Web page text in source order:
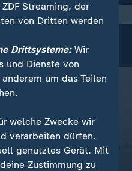
veröffentlicht
Streaming, der
von Dritten werden
Drittsysteme:Wir
und Dienste von
um das Teilen
welche Zwecke wir
verarbeiten dürfen.
genutztes Gerät. Mit
Zustimmung zu